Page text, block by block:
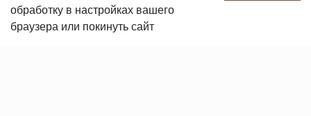
Сертификаты продукции
Вакансии
обработку в настройках вашего
браузера или покинуть сайт